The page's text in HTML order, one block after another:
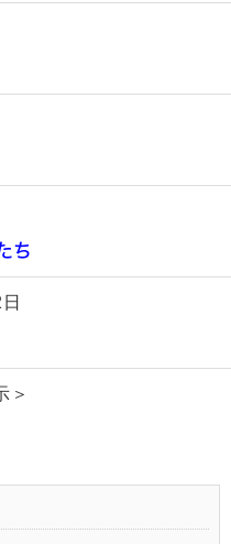
ち
＞